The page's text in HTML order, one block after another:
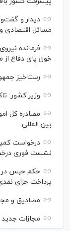
دیدار و
مسائل اقتصادی
فرمانده
خون پای دفاع از
رستاخیز
وزیر کشور:
مصادره کل
بین المللی
درخواست
نشست فوری
حکم حبس در
پرداخت جزای
مصادیق و
مجازات